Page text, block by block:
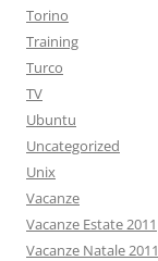
Torino
Training
Turco
TV
Ubuntu
Uncategorized
Unix
Vacanze
Vacanze Estate 2011
Vacanze Natale 2011